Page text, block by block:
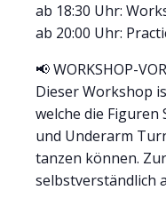
ab 18:30 Uhr:
ab 20:00 Uhr:
📢 WORKSHOP-
Dieser Workshop
welche die Figuren
und Underarm
tanzen können.
selbstverständlich